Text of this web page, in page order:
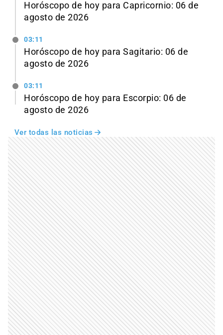
Horóscopo de hoy para Capricornio: 06 de
agosto de 2026
03:11
Horóscopo de hoy para Sagitario: 06 de
agosto de 2026
03:11
Horóscopo de hoy para Escorpio: 06 de
agosto de 2026
Ver todas las noticias